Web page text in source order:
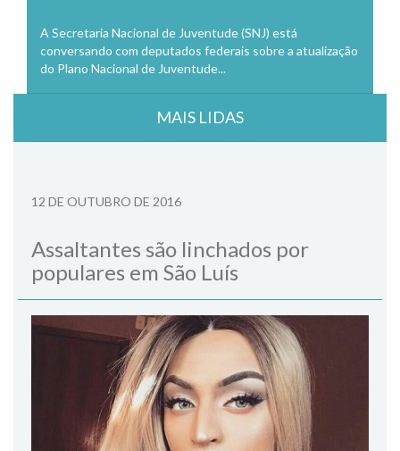
A Secretaria Nacional de Juventude (SNJ) está
conversando com deputados federais sobre a atualização
do Plano Nacional de Juventude...
MAIS LIDAS
12 DE OUTUBRO DE 2016
Assaltantes são linchados por
populares em São Luís